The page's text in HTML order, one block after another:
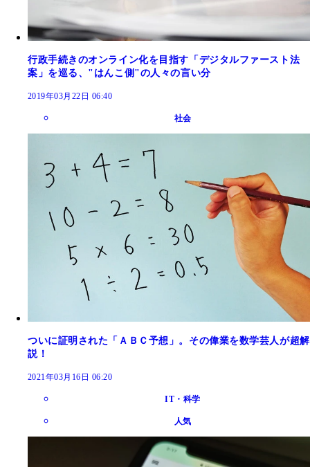
行政手続きのオンライン化を目指す「デジタルファースト法
案」を巡る、"はんこ側"の人々の言い分
2019年03月22日 06:40
社会
ついに証明された「ＡＢＣ予想」。その偉業を数学芸人が超解
説！
2021年03月16日 06:20
IT・科学
人気